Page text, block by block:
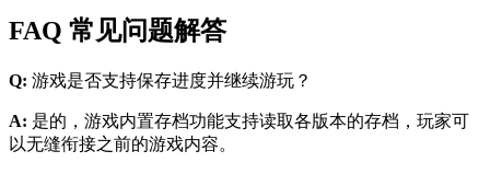
FAQ 常见问题解答
Q: 游戏是否支持保存进度并继续游玩？
A: 是的，游戏内置存档功能支持读取各版本的存档，玩家可
以无缝衔接之前的游戏内容。